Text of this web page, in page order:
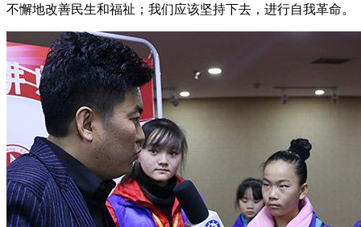
不懈地改善民生和福祉；我们应该坚持下去，进行自我革命。